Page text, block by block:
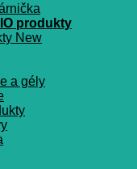
produkty
a gély